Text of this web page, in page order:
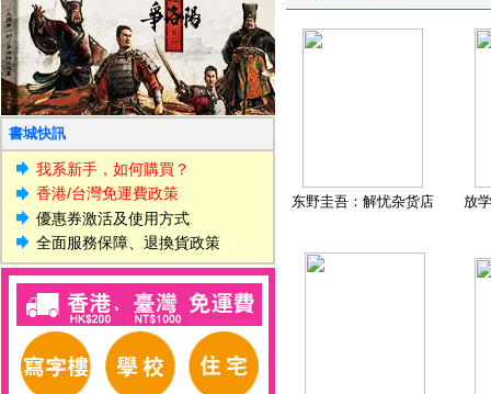
書城快訊
我系新手，如何購買？
香港/台灣免運費政策
優惠券激活及使用方式
全面服務保障、退換貨政策
东野圭吾：解忧杂货店 放